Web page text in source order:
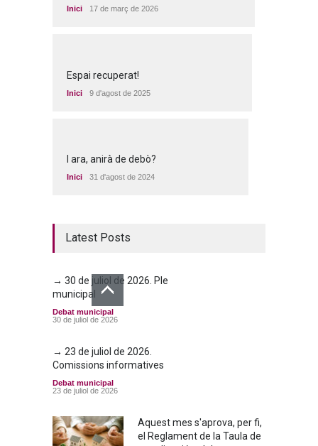
Inici 17 de març de 2026
Espai recuperat!
Inici 9 d'agost de 2025
I ara, anirà de debò?
Inici 31 d'agost de 2024
Latest Posts
→ 30 de juliol de 2026. Ple
municipal
Debat municipal
30 de juliol de 2026
→ 23 de juliol de 2026.
Comissions informatives
Debat municipal
23 de juliol de 2026
Aquest mes s'aprova, per fi,
el Reglament de la Taula de